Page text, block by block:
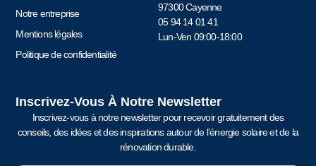
Notre entreprise
Mentions légales
Politique de confidentialité
97300 Cayenne
05 94 14 01 41
Lun-Ven 09:00-18:00
Inscrivez-Vous À Notre Newsletter
Inscrivez-vous à notre newsletter pour recevoir gratuitement des
conseils, des idées et des inspirations autour de l’énergie solaire et de la
rénovation durable.